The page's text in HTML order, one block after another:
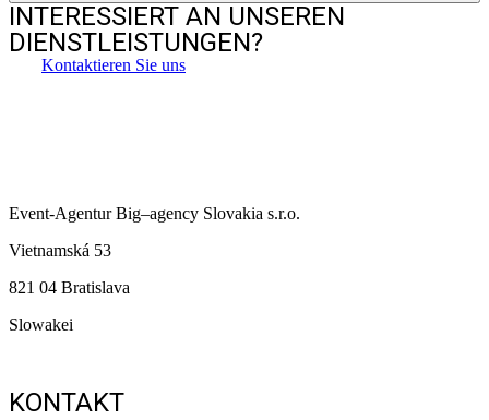
INTERESSIERT AN UNSEREN
DIENSTLEISTUNGEN?
Kontaktieren Sie uns
Event-AgenturBig–agency Slovakia s.r.o.
Vietnamská 53
821 04 Bratislava
Slowakei
KONTAKT